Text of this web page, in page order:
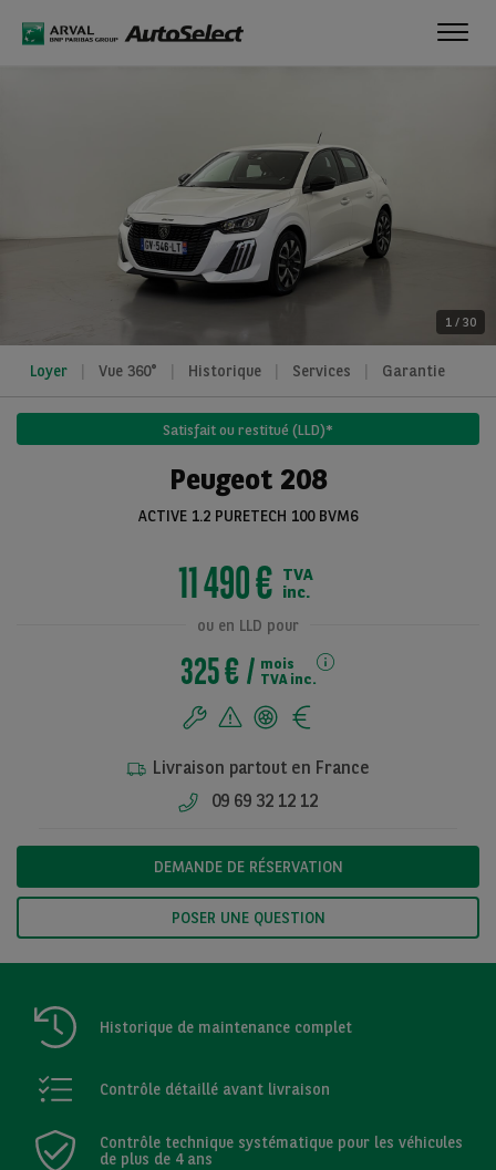
1 / 30
Loyer Vue 360° Historique Services Garantie
Satisfait ou restitué (LLD)*
Peugeot 208
ACTIVE 1.2 PURETECH 100 BVM6
11 490 € TVA
inc.
ou en LLD pour
325 €
mois
TVA inc.
Livraison partout en France
09 69 32 12 12
DEMANDE DE RÉSERVATION
POSER UNE QUESTION
Historique de maintenance complet
Contrôle détaillé avant livraison
Contrôle technique systématique pour les véhicules
de plus de 4 ans